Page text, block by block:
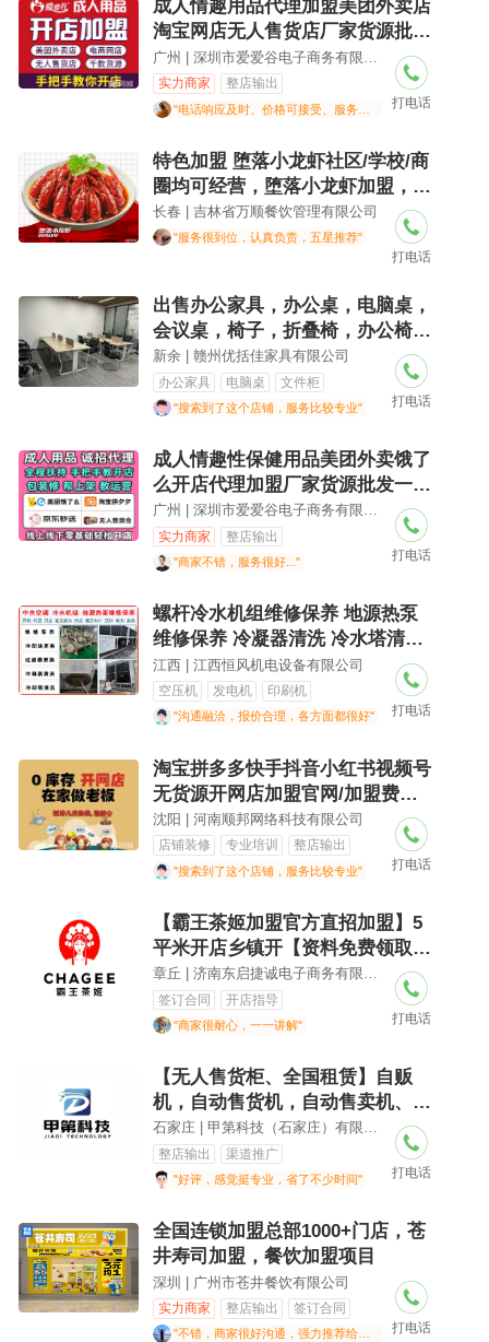
成人情趣用品代理加盟美团外卖店
淘宝网店无人售货店厂家货源批发
一件代发
实力商家 整店输出
"电话响应及时、价格可接受、服务专业" 打电话
特色加盟 堕落小龙虾社区/学校/商
圈均可经营，堕落小龙虾加盟，全
国连锁品牌，堕落小龙虾招商中
长春 | 吉林省万顺餐饮管理有限公司
"服务很到位，认真负责，五星推荐"
打电话
出售办公家具，办公桌，电脑桌，
会议桌，椅子，折叠椅，办公椅，
屏风隔断卡位，员工办公桌子，
新余 | 赣州优括佳家具有限公司
办公家具 电脑桌 文件柜
"搜索到了这个店铺，服务比较专业" 打电话
成人情趣性保健用品美团外卖饿了
么开店代理加盟厂家货源批发一件
代发
广州 | 深圳市爱爱谷电子商务有限公司
实力商家 整店输出
"商家不错，服务很好..." 打电话
螺杆冷水机组维修保养 地源热泵
维修保养 冷凝器清洗 冷水塔清洗
氟利昂回收 冷冻油更换 油过滤器
更换 干燥过滤器更换 电路故障维
修
江西 | 江西恒风机电设备有限公司
空压机 发电机 印刷机
"沟通融洽，报价合理，各方面都很好" 打电话
淘宝拼多多快手抖音小红书视频号
无货源开网店加盟官网/加盟费用/
项目详情2026年风口项目网盘拉新
头条托管公众号流量主短视频带货
闲鱼虚拟电商小红书商单知识付
沈阳 | 河南顺邦网络科技有限公司
店铺装修 专业培训 整店输出
"搜索到了这个店铺，服务比较专业" 打电话
【霸王茶姬加盟官方直招加盟】5
平米开店乡镇开【资料免费领取
中】
章丘 | 济南东启捷诚电子商务有限公司
签订合同 开店指导
"商家很耐心，一一讲解" 打电话
【无人售货柜、全国租赁】自贩
机，自动售货机，自动售卖机、自
动贩卖机、AI开门柜，智能零食
柜、智能管理后台、自由选择商
品、精准投放
石家庄 | 甲第科技（石家庄）有限公司
整店输出 渠道推广
"好评，感觉挺专业，省了不少时间" 打电话
全国连锁加盟总部1000+门店，苍
井寿司加盟，餐饮加盟项目
深圳 | 广州市苍井餐饮有限公司
实力商家 整店输出 签订合同
"不错，商家很好沟通，强力推荐给大家" 打电话